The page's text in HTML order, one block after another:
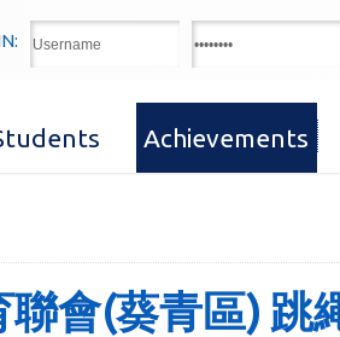
Achievements
會(葵青區) 跳